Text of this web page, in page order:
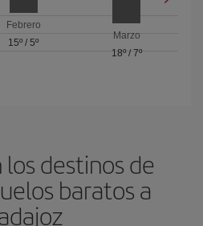
Febrero
15º / 5º
Marzo
18º/ 7º
destinos de
baratos a